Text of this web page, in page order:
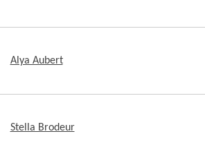
Alya Aubert
Stella Brodeur